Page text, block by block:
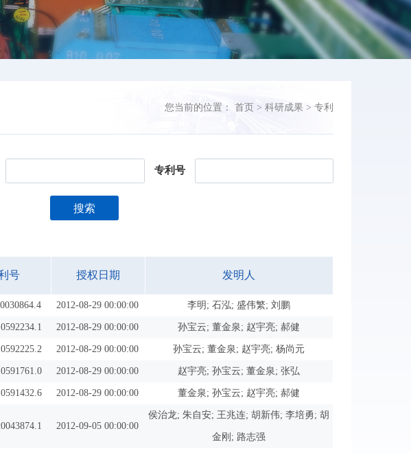
您当前的位置： 首页 > 科研成果 > 专利
专利号
搜索
号 授权日期 发明人
2012-08-29 00:00:00 李明; 石泓; 盛伟繁; 刘鹏
2012-08-29 00:00:00 孙宝云; 董金泉; 赵宇亮; 郝健
2012-08-29 00:00:00 孙宝云; 董金泉; 赵宇亮; 杨尚元
2012-08-29 00:00:00 赵宇亮; 孙宝云; 董金泉; 张弘
2012-08-29 00:00:00 董金泉; 孙宝云; 赵宇亮; 郝健
2012-09-05 00:00:00
侯治龙; 朱自安; 王兆连; 胡新伟; 李培勇; 胡
金刚; 路志强